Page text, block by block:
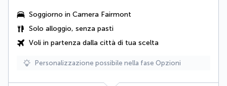
Soggiorno in Camera Fairmont
Solo alloggio, senza pasti
Voli in partenza dalla città di tua scelta
Personalizzazione possibile nella fase Opzioni